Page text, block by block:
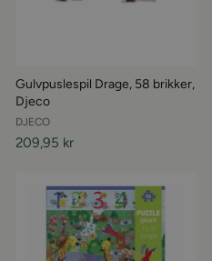
Gulvpuslespil Drage, 58 brikker,
Djeco
DJECO
209,95 kr